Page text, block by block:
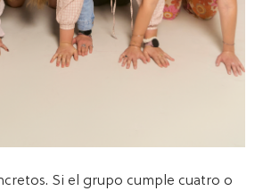
Si el grupo cumple cuatro o